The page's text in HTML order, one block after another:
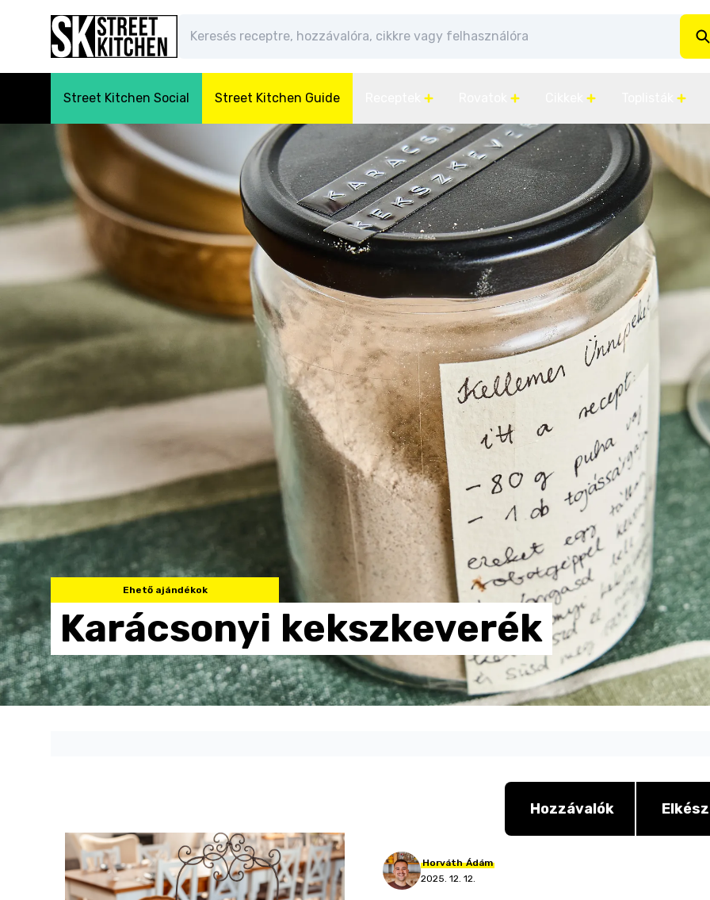
Street Kitchen Social Street Kitchen Guide
Ehető ajándékok
Karácsonyi kekszkeverék
Hozzávalók
Horváth Ádám
2025. 12. 12.